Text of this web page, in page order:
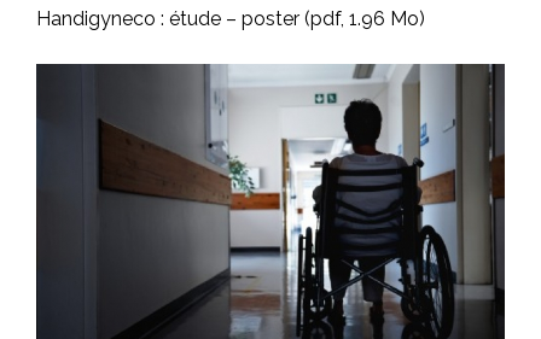
Handigyneco : étude – poster (pdf, 1.96 Mo)